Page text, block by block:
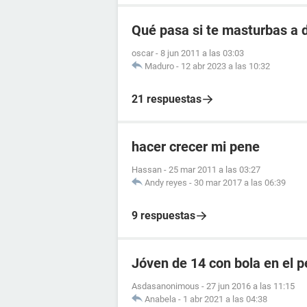
Qué pasa si te masturbas a
oscar - 8 jun 2011 a las 03:03
Maduro - 12 abr 2023 a las 10:32
21 respuestas
hacer crecer mi pene
Hassan - 25 mar 2011 a las 03:27
Andy reyes - 30 mar 2017 a las 06:39
9 respuestas
Jóven de 14 con bola en el
Asdasanonimous - 27 jun 2016 a las 11:15
Anabela - 1 abr 2021 a las 04:38